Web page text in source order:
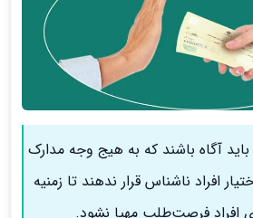
آگاه باشند که به هیج وجه مدارک
افراد ناشناس قرار ندهند تا زمنیه
افراد فرصت‌طلب مهیا نشود.